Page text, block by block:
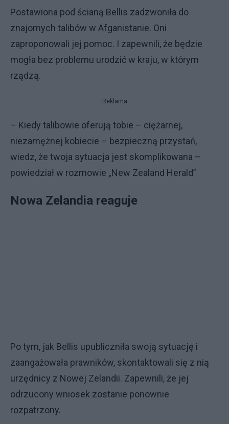
Postawiona pod ścianą Bellis zadzwoniła do
znajomych talibów w Afganistanie. Oni
zaproponowali jej pomoc. I zapewnili, że będzie
mogła bez problemu urodzić w kraju, w którym
rządzą.
Reklama
– Kiedy talibowie oferują tobie – ciężarnej,
niezamężnej kobiecie – bezpieczną przystań,
wiedz, że twoja sytuacja jest skomplikowana –
powiedział w rozmowie „New Zealand Herald”
Nowa Zelandia reaguje
Po tym, jak Bellis upubliczniła swoją sytuację i
zaangażowała prawników, skontaktowali się z nią
urzędnicy z Nowej Zelandii. Zapewnili, że jej
odrzucony wniosek zostanie ponownie
rozpatrzony.